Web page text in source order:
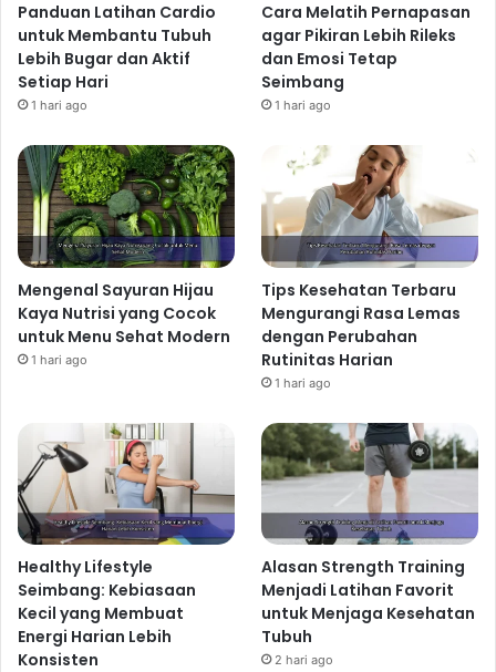
Panduan Latihan Cardio
untuk Membantu Tubuh
Lebih Bugar dan Aktif
Setiap Hari
1 hari ago
Cara Melatih Pernapasan
agar Pikiran Lebih Rileks
dan Emosi Tetap
Seimbang
1 hari ago
Mengenal Sayuran Hijau
Kaya Nutrisi yang Cocok
untuk Menu Sehat Modern
1 hari ago
Tips Kesehatan Terbaru
Mengurangi Rasa Lemas
dengan Perubahan
Rutinitas Harian
1 hari ago
Healthy Lifestyle
Seimbang: Kebiasaan
Kecil yang Membuat
Energi Harian Lebih
Konsisten
Alasan Strength Training
Menjadi Latihan Favorit
untuk Menjaga Kesehatan
Tubuh
2 hari ago